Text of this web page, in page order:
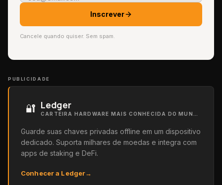
Inscrever
Cancele quando quiser. Sem spam.
PUBLICIDADE
🔐 Ledger
Guarde suas chaves privadas offline em um dispositivo
dedicado. Suporta milhares de moedas e integra com
apps de staking e DeFi.
Conhecer a Ledger→